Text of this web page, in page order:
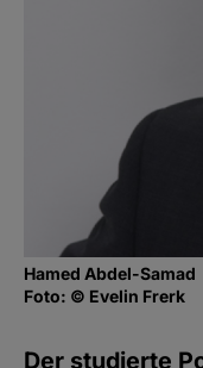
Hamed Abdel-Samad
Foto: © Evelin Frerk
Der studierte